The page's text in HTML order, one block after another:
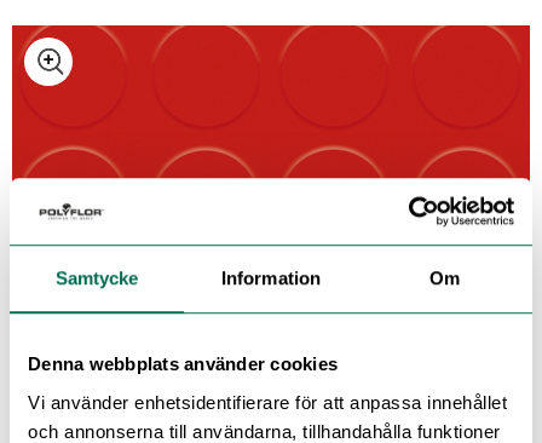
Samtycke Information Om
Denna webbplats använder cookies
Vi använder enhetsidentifierare för att anpassa innehållet
och annonserna till användarna, tillhandahålla funktioner